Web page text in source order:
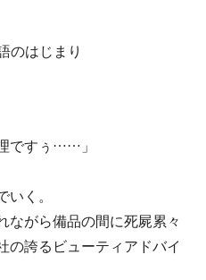
はじまり
ですぅ……」
く。
がら備品の間に死屍累々
の誇るビューティアドバイ